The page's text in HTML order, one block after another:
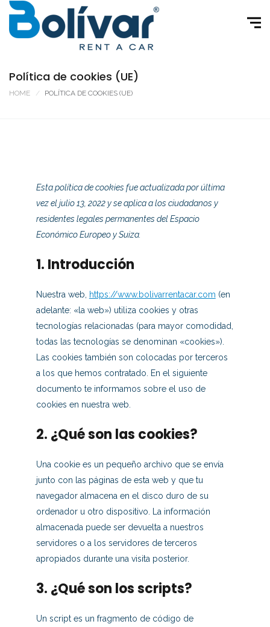
Política de cookies (UE)
HOME POLÍTICA DE COOKIES (UE)
Esta política de cookies fue actualizada por última
vez el julio 13, 2022 y se aplica a los ciudadanos y
residentes legales permanentes del Espacio
Económico Europeo y Suiza.
1. Introducción
Nuestra web, https://www.bolivarrentacar.com (en
adelante: «la web») utiliza cookies y otras
tecnologías relacionadas (para mayor comodidad,
todas las tecnologías se denominan «cookies»).
Las cookies también son colocadas por terceros
a los que hemos contratado. En el siguiente
documento te informamos sobre el uso de
cookies en nuestra web.
2. ¿Qué son las cookies?
Una cookie es un pequeño archivo que se envía
junto con las páginas de esta web y que tu
navegador almacena en el disco duro de su
ordenador u otro dispositivo. La información
almacenada puede ser devuelta a nuestros
servidores o a los servidores de terceros
apropiados durante una visita posterior.
3. ¿Qué son los scripts?
Un script es un fragmento de código de